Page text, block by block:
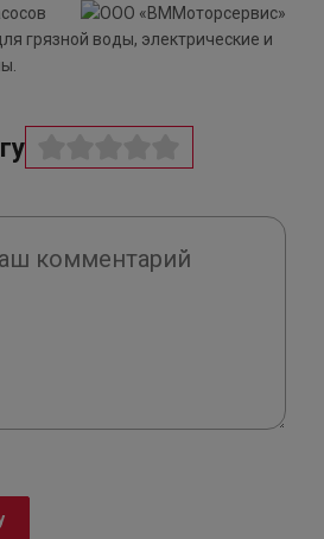
грязной воды, электрические и